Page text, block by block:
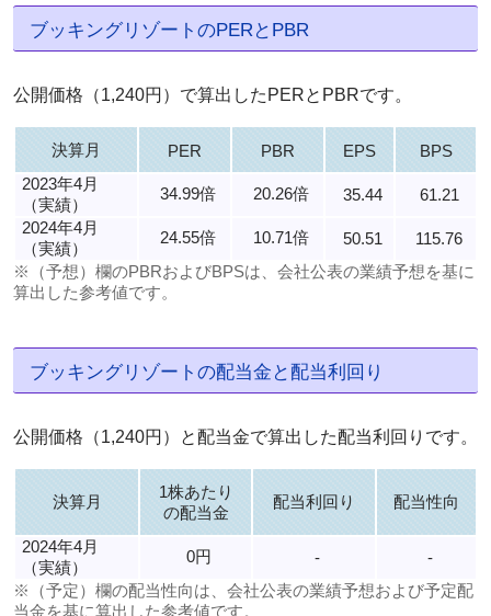
ブッキングリゾートのPERとPBR
公開価格（1,240円）で算出したPERとPBRです。
決算月 PER PBR EPS
BPS
2023年4月
（実績）
34.99倍 20.26倍 35.44
61.21
2024年4月
（実績）
24.55倍 10.71倍 50.51
115.76
※（予想）欄のPBRおよびBPSは、会社公表の業績予想を基に
算出した参考値です。
ブッキングリゾートの配当金と配当利回り
公開価格（1,240円）と配当金で算出した配当利回りです。
決算月
1株あたり
の配当金
配当利回り 配当性向
2024年4月
（実績）
0円 -
-
※（予定）欄の配当性向は、会社公表の業績予想および予定配
当金を基に算出した参考値です。